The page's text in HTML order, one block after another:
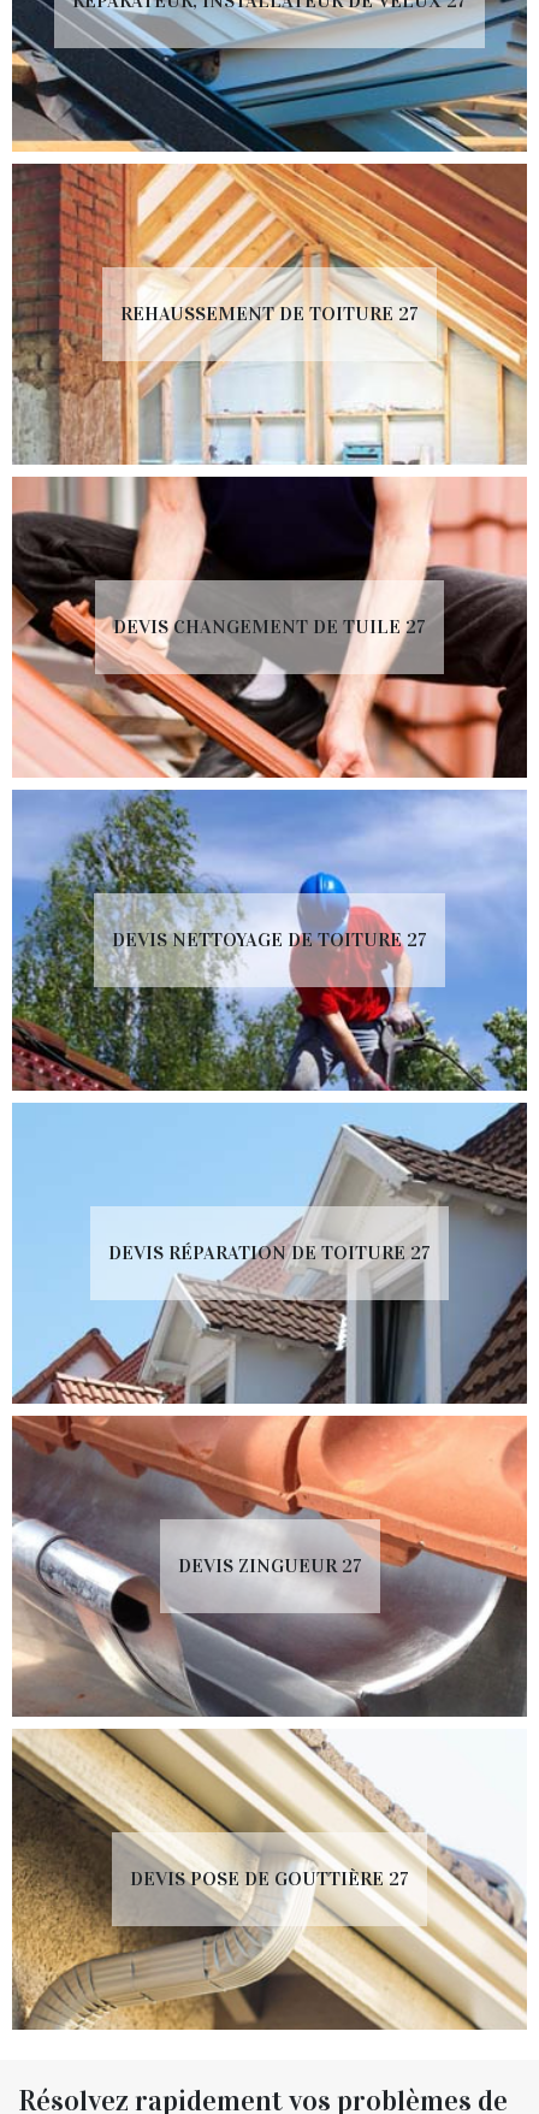
REHAUSSEMENT DE TOITURE 27
DEVIS CHANGEMENT DE TUILE 27
DEVIS NETTOYAGE DE TOITURE 27
DEVIS RÉPARATION DE TOITURE 27
DEVIS ZINGUEUR 27
DEVIS POSE DE GOUTTIÈRE 27
Résolvez rapidement vos problèmes de